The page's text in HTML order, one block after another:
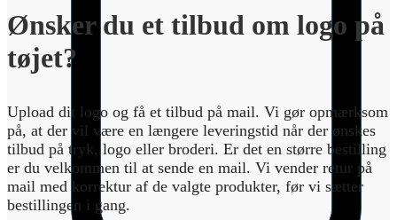
Ønsker du et tilbud om logo på
tøjet?
Upload dit logo og få et tilbud på mail. Vi gør opmærksom
på, at der vil være en længere leveringstid når der ønskes
tilbud på tryk, logo eller broderi. Er det en større bestilling
er du velkommen til at sende en mail. Vi vender retur på
mail med korrektur af de valgte produkter, før vi sætter
bestillingen i gang.